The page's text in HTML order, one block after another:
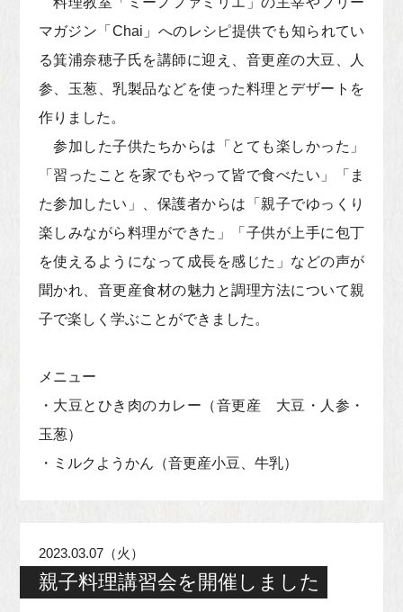
マガジン「Chai」へのレシピ提供でも知られてい
る箕浦奈穂子氏を講師に迎え、音更産の大豆、人
参、玉葱、乳製品などを使った料理とデザートを
作りました。
参加した子供たちからは「とても楽しかった」
「習ったことを家でもやって皆で食べたい」「ま
た参加したい」、保護者からは「親子でゆっくり
楽しみながら料理ができた」「子供が上手に包丁
を使えるようになって成長を感じた」などの声が
聞かれ、音更産食材の魅力と調理方法について親
子で楽しく学ぶことができました。
メニュー
・大豆とひき肉のカレー（音更産 大豆・人参・
玉葱）
・ミルクようかん（音更産小豆、牛乳）
2023.03.07（火）
親子料理講習会を開催しました